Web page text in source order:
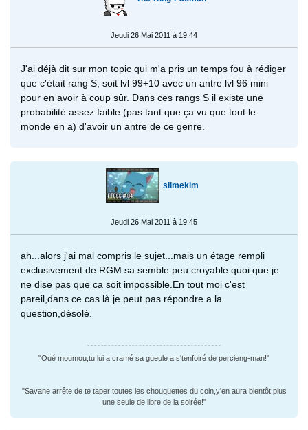
Jeudi 26 Mai 2011 à 19:44
J'ai déjà dit sur mon topic qui m'a pris un temps fou à rédiger
que c'était rang S, soit lvl 99+10 avec un antre lvl 96 mini
pour en avoir à coup sûr. Dans ces rangs S il existe une
probabilité assez faible (pas tant que ça vu que tout le
monde en a) d'avoir un antre de ce genre.
slimekim
Jeudi 26 Mai 2011 à 19:45
ah...alors j'ai mal compris le sujet...mais un étage rempli
exclusivement de RGM sa semble peu croyable quoi que je
ne dise pas que ca soit impossible.En tout moi c'est
pareil,dans ce cas là je peut pas répondre a la
question,désolé.
"Oué moumou,tu lui a cramé sa gueule a s'tenfoiré de percieng-man!"
"Savane arrête de te taper toutes les chouquettes du coin,y'en aura bientôt plus
une seule de libre de la soirée!"